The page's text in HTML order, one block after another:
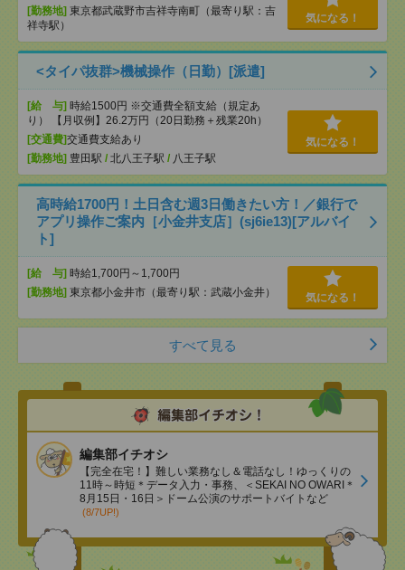
[勤務地] 東京都武蔵野市吉祥寺南町（最寄り駅：吉
祥寺駅）
気になる！
<タイパ抜群>機械操作（日勤）[派遣]
[給 与] 時給1500円 ※交通費全額支給（規定あ
り） 【月収例】26.2万円（20日勤務＋残業20h）
[交通費]交通費支給あり
[勤務地] 豊田駅 / 北八王子駅 / 八王子駅
気になる！
高時給1700円！土日含む週3日働きたい方！／銀行で
アプリ操作ご案内［小金井支店］(sj6ie13)[アルバイ
ト]
[給 与] 時給1,700円～1,700円
[勤務地] 東京都小金井市（最寄り駅：武蔵小金井） 気になる！
すべて見る
編集部イチオシ
【完全在宅！】難しい業務なし＆電話なし！ゆっくりの
11時～時短＊データ入力・事務、＜SEKAI NO OWARI＊
8月15日・16日＞ドーム公演のサポートバイトなど
(8/7UP!)